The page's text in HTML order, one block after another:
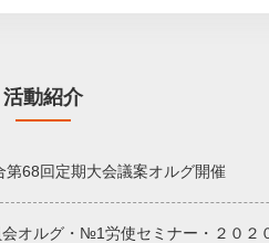
活動紹介
68回定期大会議案オルグ開催
オルグ・№1労使セミナー・２０２